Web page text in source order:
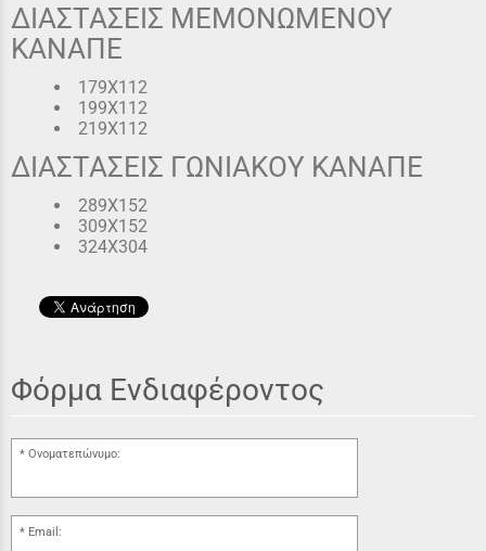
ΔΙΑΣΤΑΣΕΙΣ MEMONΩMENOY
ΚΑΝΑΠΕ
179X112
199X112
219X112
ΔΙΑΣΤΑΣΕΙΣ ΓΩΝΙΑΚΟY ΚΑΝΑΠΕ
289X152
309X152
324X304
Φόρμα Ενδιαφέροντος
Ονοματεπώνυμο:
Email: